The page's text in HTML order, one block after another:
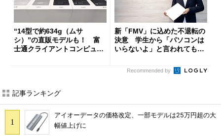
“14型で約634g（ムサ
シ）”の直販モデルも！ 富
士通クライアントコンピュー
新「FMV」に込めた不退転の
決意 学生から「パソコンは
いらないよ」と言われても王
社長に聞く
Recommended by
記事ランキング
アイオーデータの価格改定、一部モデルは25万円超の大
幅値上げに